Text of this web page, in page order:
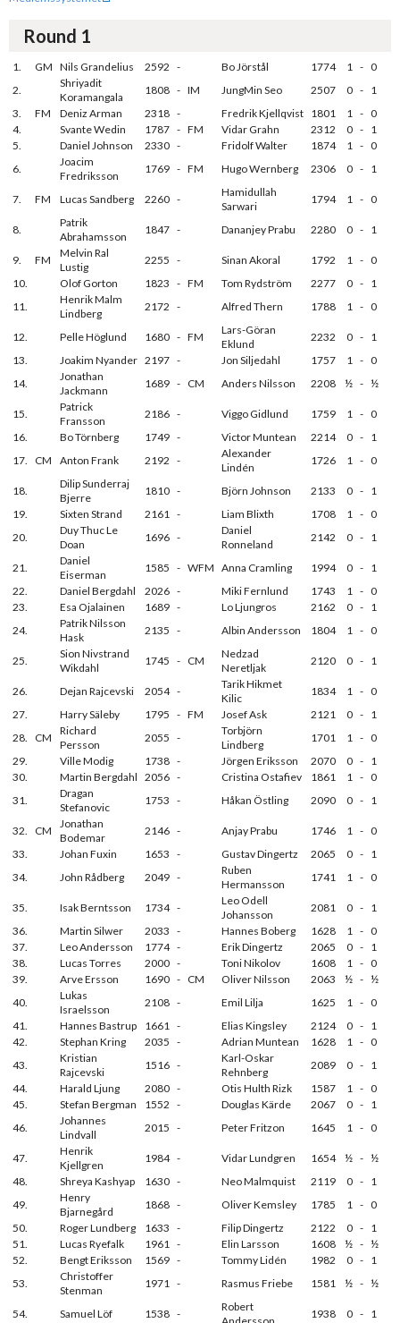
Round 1
1. GM Nils Grandelius 2592 - Bo Jörstål 1774 1 - 0
2.
Shriyadit
Koramangala
1808 - IM JungMin Seo 2507 0 - 1
3.
FM Deniz Arman 2318 - Fredrik Kjellqvist 1801 1 - 0
4.
Svante Wedin 1787 - FM Vidar Grahn 2312 0 - 1
5.
Daniel Johnson 2330 - Fridolf Walter 1874 1 - 0
6.
Joacim
Fredriksson
1769 - FM Hugo Wernberg 2306 0 - 1
7. FM Lucas Sandberg 2260 -
Hamidullah
Sarwari
1794 1 - 0
8.
Patrik
Abrahamsson
1847 - Dananjey Prabu 2280 0 - 1
9. FM
Melvin Ral
Lustig
2255 - Sinan Akoral 1792 1 - 0
10.
Olof Gorton 1823 - FM Tom Rydström 2277 0 - 1
11.
Henrik Malm
Lindberg
2172 - Alfred Thern 1788 1 - 0
12. Pelle Höglund 1680 - FM
Lars-Göran
Eklund
2232 0 - 1
13.
Joakim Nyander 2197 - Jon Siljedahl 1757 1 - 0
14.
Jonathan
Jackmann
1689 - CM Anders Nilsson 2208 ½ - ½
15.
Patrick
Fransson
2186 - Viggo Gidlund 1759 1 - 0
16.
Bo Törnberg 1749 - Victor Muntean 2214 0 - 1
17.
CM Anton Frank 2192 -
Alexander
Lindén
1726 1 - 0
18.
Dilip Sunderraj
Bjerre
1810 - Björn Johnson 2133 0 - 1
19.
Sixten Strand 2161 - Liam Blixth 1708 1 - 0
20.
Duy Thuc Le
Doan
1696 -
Daniel
Ronneland
2142 0 - 1
21.
Daniel
Eiserman
1585 - WFM Anna Cramling 1994 0 - 1
22.
Daniel Bergdahl 2026 - Miki Fernlund 1743 1 - 0
23.
Esa Ojalainen 1689 - Lo Ljungros 2162 0 - 1
24.
Patrik Nilsson
Hask
2135 - Albin Andersson 1804 1 - 0
25.
Sion Nivstrand
Wikdahl
1745 - CM
Nedzad
Neretljak
2120 0 - 1
26. Dejan Rajcevski 2054 -
Tarik Hikmet
Kilic
1834 1 - 0
27.
Harry Säleby 1795 - FM Josef Ask 2121 0 - 1
28.
CM
Richard
Persson
2055 -
Torbjörn
Lindberg
1701 1 - 0
29.
Ville Modig 1738 - Jörgen Eriksson 2070 0 - 1
30.
Martin Bergdahl 2056 - Cristina Ostafiev 1861 1 - 0
31.
Dragan
Stefanovic
1753 - Håkan Östling 2090 0 - 1
32. CM
Jonathan
Bodemar
2146 - Anjay Prabu 1746 1 - 0
33.
Johan Fuxin 1653 - Gustav Dingertz 2065 0 - 1
34.
John Rådberg 2049 -
Ruben
Hermansson
1741 1 - 0
35. Isak Berntsson 1734 -
Leo Odell
Johansson
2081 0 - 1
36.
Martin Silwer 2033 - Hannes Boberg 1628 1 - 0
37.
Leo Andersson 1774 - Erik Dingertz 2065 0 - 1
38.
Lucas Torres 2000 - Toni Nikolov 1608 1 - 0
39.
Arve Ersson 1690 - CM Oliver Nilsson 2063 ½ - ½
40.
Lukas
Israelsson
2108 - Emil Lilja 1625 1 - 0
41.
Hannes Bastrup 1661 - Elias Kingsley 2124 0 - 1
42.
Stephan Kring 2035 - Adrian Muntean 1628 1 - 0
43.
Kristian
Rajcevski
1516 -
Karl-Oskar
Rehnberg
2089 0 - 1
44.
Harald Ljung 2080 - Otis Hulth Rizk 1587 1 - 0
45.
Stefan Bergman 1552 - Douglas Kärde 2067 0 - 1
46.
Johannes
Lindvall
2015 - Peter Fritzon 1645 1 - 0
47.
Henrik
Kjellgren
1984 - Vidar Lundgren 1654 ½ - ½
48.
Shreya Kashyap 1630 - Neo Malmquist 2119 0 - 1
49.
Henry
Bjarnegård
1868 - Oliver Kemsley 1785 1 - 0
50.
Roger Lundberg 1633 - Filip Dingertz 2122 0 - 1
51.
Lucas Ryefalk 1961 - Elin Larsson 1608 ½ - ½
52.
Bengt Eriksson 1569 - Tommy Lidén 1982 0 - 1
53.
Christoffer
Stenman
1971 - Rasmus Friebe 1581 ½ - ½
54. Samuel Löf 1538 -
Robert
1938 0 - 1